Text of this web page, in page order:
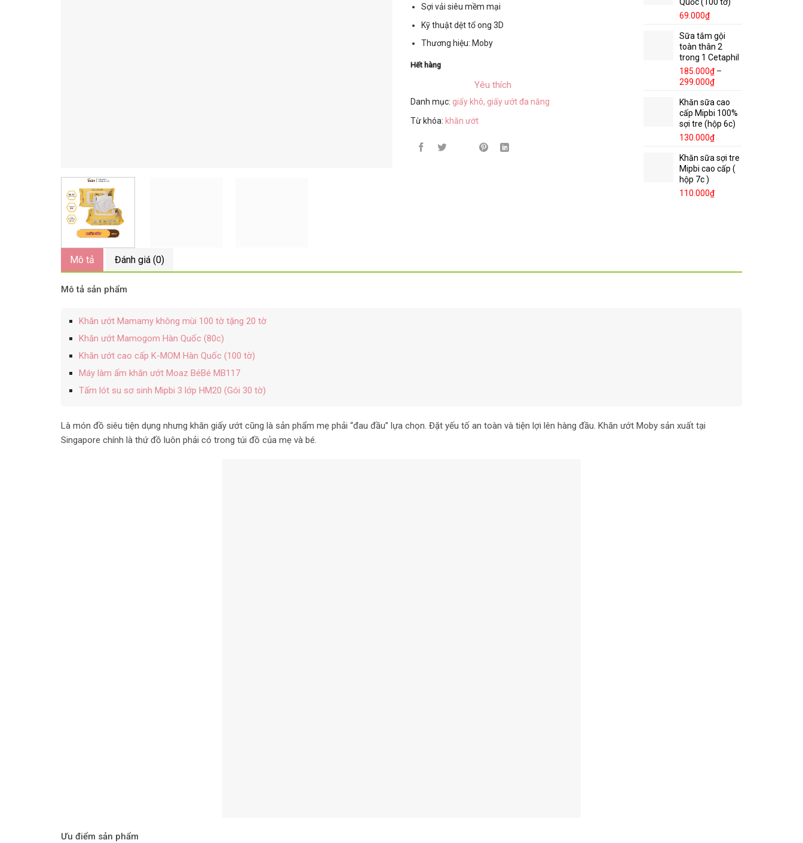
Sợi vải siêu mềm mại
Kỹ thuật dệt tổ ong 3D
Thương hiệu: Moby
Hết hàng
Yêu thích
Danh mục: giấy khô, giấy ướt đa năng
Từ khóa: khăn ướt
69.000₫
Sữa tắm gội
toàn thân 2
trong 1 Cetaphil
185.000₫ –
299.000₫
Khăn sữa cao
cấp Mipbi 100%
sợi tre (hộp 6c)
130.000₫
Khăn sữa sợi tre
Mipbi cao cấp (
hộp 7c )
110.000₫
Mô tả Đánh giá (0)
Mô tả sản phẩm
Khăn ướt Mamamy không mùi 100 tờ tặng 20 tờ
Khăn ướt Mamogom Hàn Quốc (80c)
Khăn ướt cao cấp K-MOM Hàn Quốc (100 tờ)
Máy làm ấm khăn ướt Moaz BéBé MB117
Tấm lót su sơ sinh Mipbi 3 lớp HM20 (Gói 30 tờ)
Là món đồ siêu tiện dụng nhưng khăn giấy ướt cũng là sản phẩm mẹ phải “đau đầu” lựa chọn. Đặt yếu tố an toàn và tiện lợi lên hàng đầu. Khăn ướt Moby sản xuất tại
Singapore chính là thứ đồ luôn phải có trong túi đồ của mẹ và bé.
Ưu điểm sản phẩm